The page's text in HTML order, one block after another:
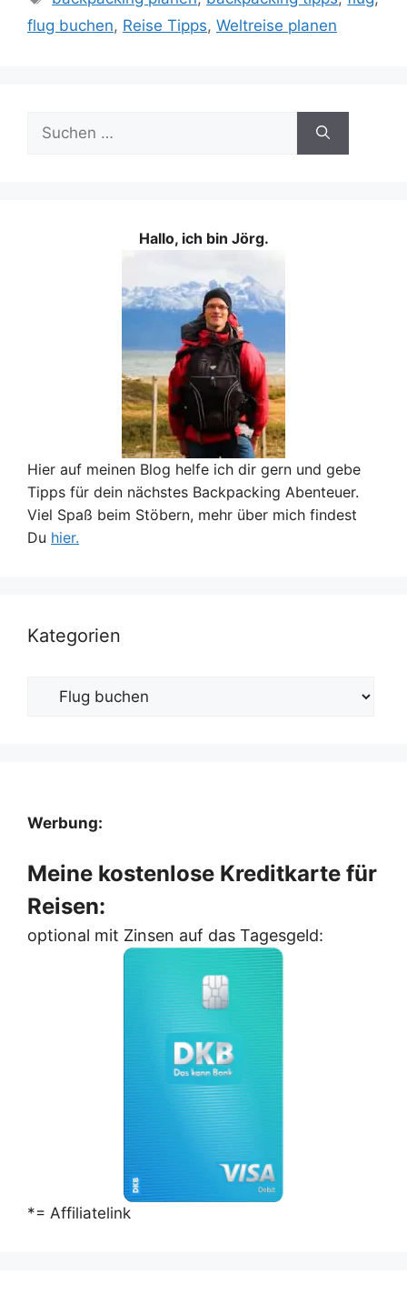
flug buchen, Reise Tipps, Weltreise planen
nach:
Hallo, ich bin Jörg.
Hier auf meinen Blog helfe ich dir gern und gebe
Tipps für dein nächstes Backpacking Abenteuer.
Viel Spaß beim Stöbern, mehr über mich findest
Du hier.
Kategorien
Kategorien
Werbung:
Meine kostenlose Kreditkarte für
Reisen:
optional mit Zinsen auf das Tagesgeld:
*= Affiliatelink